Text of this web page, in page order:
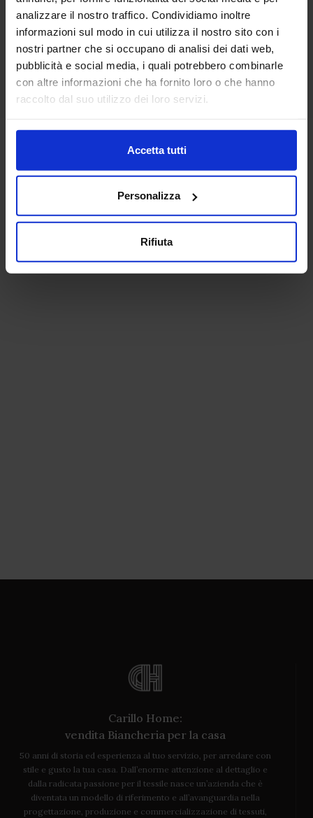
analizzare il nostro traffico. Condividiamo inoltre
informazioni sul modo in cui utilizza il nostro sito con i
nostri partner che si occupano di analisi dei dati web,
pubblicità e social media, i quali potrebbero combinarle
con altre informazioni che ha fornito loro o che hanno
raccolto dal suo utilizzo dei loro servizi.
Accetta tutti
Personalizza
Rifiuta
Carillo Home:
vendita Biancheria per la casa
50 anni di storia ed esperienza al tuo servizio, per arredare con
stile e gusto la tua casa. Dall’enorme attenzione al dettaglio e
dalla radicata passione per il tessile nasce un’azienda che è
diventata un modello di riferimento e all’avanguardia nella
progettazione, produzione e commercializzazione di tessuti,